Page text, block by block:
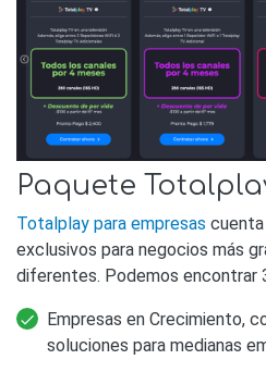
Paquete
Totalplay para empresas
exclusivos para negocios más
diferentes. Podemos encontrar
Empresas en Crecimiento,
soluciones para medianas